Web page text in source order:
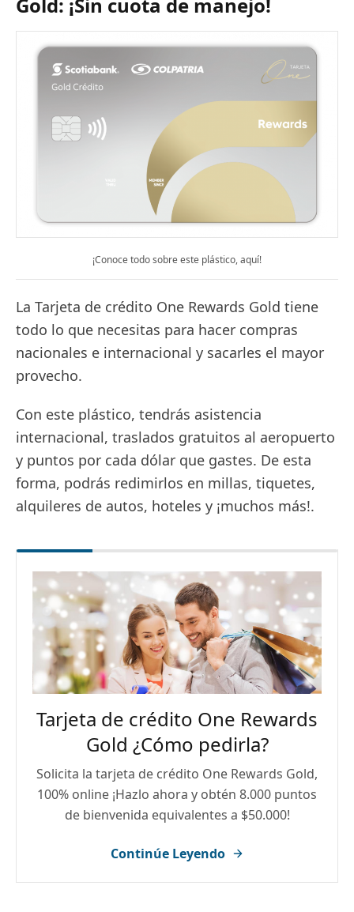
¡Conoce todo sobre este plástico, aquí!
La Tarjeta de crédito One Rewards Gold tiene
todo lo que necesitas para hacer compras
nacionales e internacional y sacarles el mayor
provecho.
Con este plástico, tendrás asistencia
internacional, traslados gratuitos al aeropuerto
y puntos por cada dólar que gastes. De esta
forma, podrás redimirlos en millas, tiquetes,
alquileres de autos, hoteles y ¡muchos más!.
Tarjeta de crédito One Rewards
Gold ¿Cómo pedirla?
Solicita la tarjeta de crédito One Rewards Gold,
100% online ¡Hazlo ahora y obtén 8.000 puntos
de bienvenida equivalentes a $50.000!
Continúe Leyendo